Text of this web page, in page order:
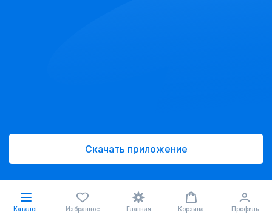
Скачать приложение
Каталог Избранное Главная Корзина Профиль